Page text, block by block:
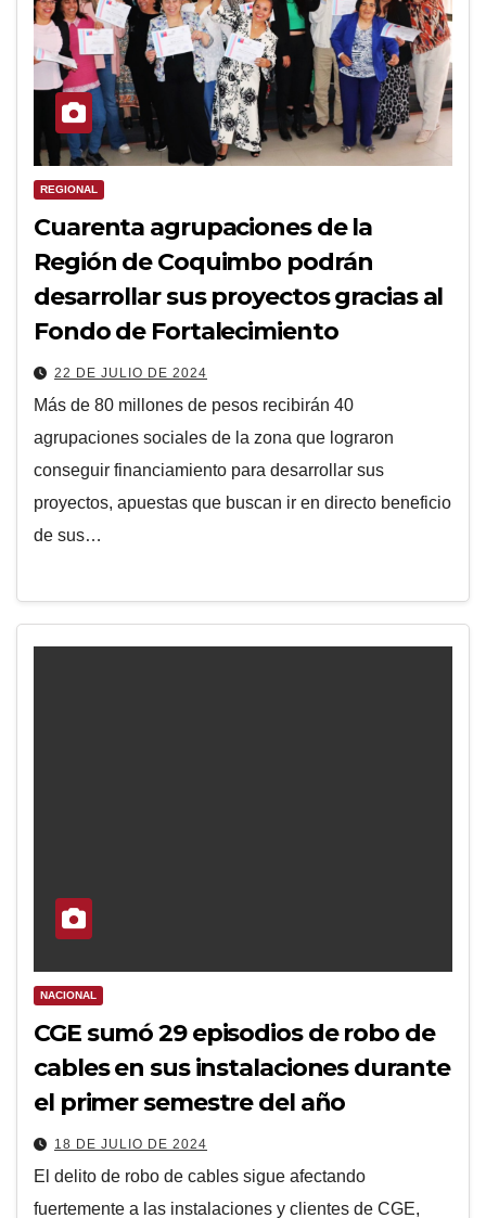
REGIONAL
Cuarenta agrupaciones de la
Región de Coquimbo podrán
desarrollar sus proyectos gracias al
Fondo de Fortalecimiento
22 DE JULIO DE 2024
Más de 80 millones de pesos recibirán 40
agrupaciones sociales de la zona que lograron
conseguir financiamiento para desarrollar sus
proyectos, apuestas que buscan ir en directo beneficio
de sus…
NACIONAL
CGE sumó 29 episodios de robo de
cables en sus instalaciones durante
el primer semestre del año
18 DE JULIO DE 2024
El delito de robo de cables sigue afectando
fuertemente a las instalaciones y clientes de CGE,